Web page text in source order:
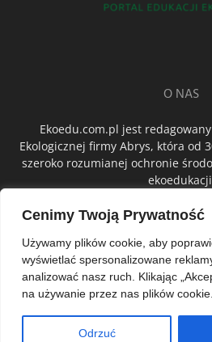
Cenimy Twoją Prywatność
Używamy plików cookie, aby
wyświetlać spersonalizowane
analizować nasz ruch. Klikając
na używanie przez nas plików cookie.
Odrzuć
O NAS
Ekoedu.com.pl jest
Ekologicznej firmy Abrys, która od
szeroko rozumianej ochronie
ŚLEDŹ NAS